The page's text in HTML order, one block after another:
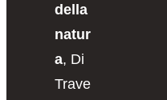
della
natur
a, Di
Trave